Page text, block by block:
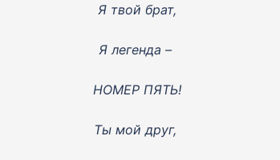
Я твой брат,
Я легенда –
НОМЕР ПЯТЬ!
Ты мой друг,